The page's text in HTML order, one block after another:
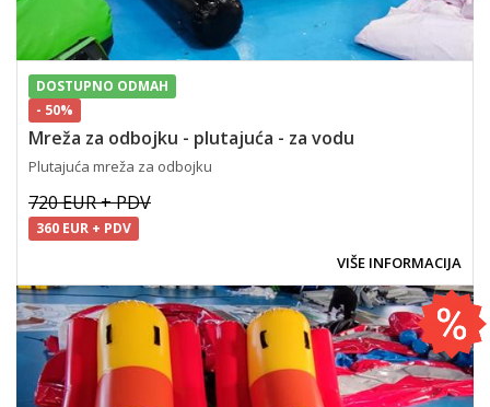
DOSTUPNO ODMAH
- 50%
Mreža za odbojku - plutajuća - za vodu
Plutajuća mreža za odbojku
720 EUR + PDV
360 EUR + PDV
VIŠE INFORMACIJA